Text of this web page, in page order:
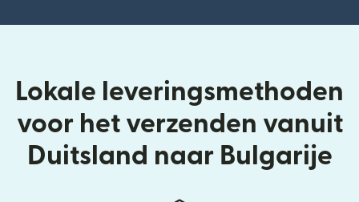
Lokale leveringsmethoden
voor het verzenden vanuit
Duitsland naar Bulgarije